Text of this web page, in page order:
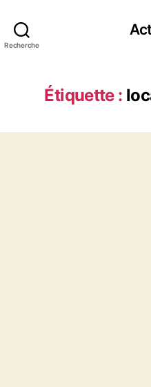
Recherche
Étiquette :